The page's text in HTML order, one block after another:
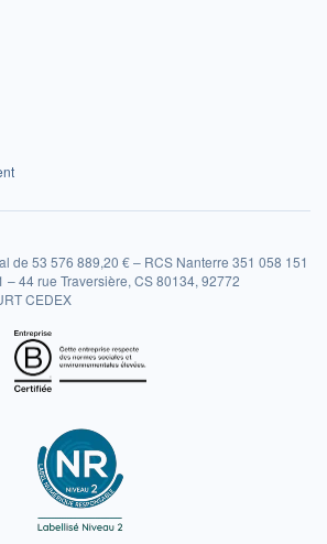
de 53 576 889,20 € – RCS Nanterre 351 058 151
– 44 rue Traversière, CS 80134, 92772
CEDEX